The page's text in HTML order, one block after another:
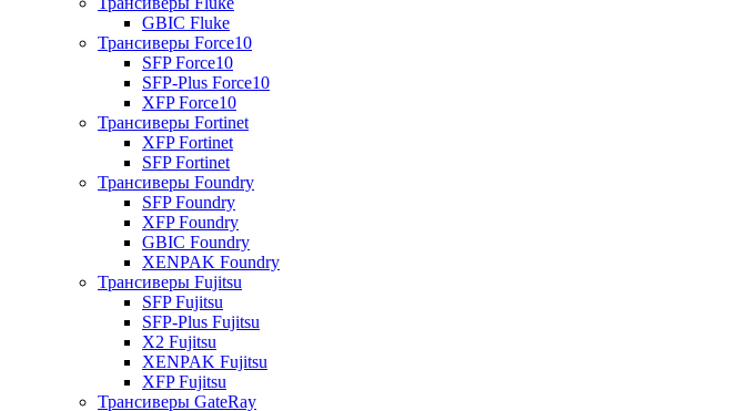
GBIC Fluke
Трансиверы Force10
SFP Force10
SFP-Plus Force10
XFP Force10
Трансиверы Fortinet
XFP Fortinet
SFP Fortinet
Трансиверы Foundry
SFP Foundry
XFP Foundry
GBIC Foundry
XENPAK Foundry
Трансиверы Fujitsu
SFP Fujitsu
SFP-Plus Fujitsu
X2 Fujitsu
XENPAK Fujitsu
XFP Fujitsu
Трансиверы GateRay